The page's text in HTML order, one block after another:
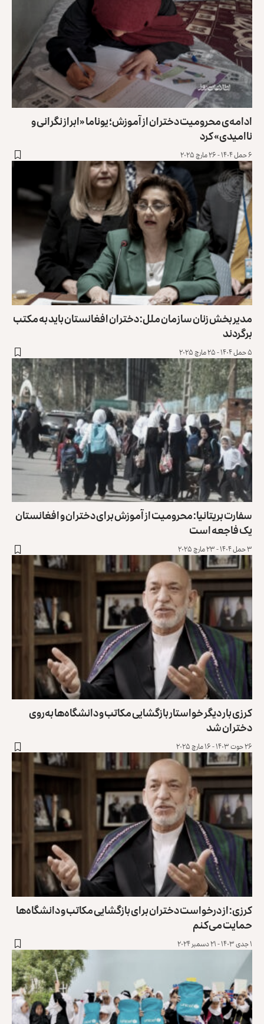
ادامه‌ی محرومیت دختران از آموزش؛ یوناما «ابراز نگرانی و
ناامیدی» کرد
۶ حمل ۱۴۰۴ - ۲۶ مارچ ۲۰۲۵
مدیر بخش زنان سازمان ملل: دختران افغانستان باید به مکتب
برگردند
۵ حمل ۱۴۰۴ - ۲۵ مارچ ۲۰۲۵
سفارت بریتانیا: محرومیت از آموزش برای دختران و افغانستان
یک فاجعه است
۳ حمل ۱۴۰۴ - ۲۳ مارچ ۲۰۲۵
کرزی بار دیگر خواستار بازگشایی مکاتب و دانشگاه‌ها به‌روی
دختران شد
۲۶ حوت ۱۴۰۳ - ۱۶ مارچ ۲۰۲۵
کرزی: از درخواست دختران برای بازگشایی مکاتب و دانشگاه‌ها
حمایت می‌کنم
۱ جدی ۱۴۰۳ - ۲۱ دسمبر ۲۰۲۴